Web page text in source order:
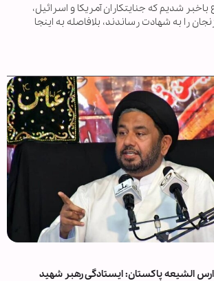
شدیم که جنایتکاران آمریکا و اسرائیل،
را به شهادت رساندند، بلافاصله به اینجا
الشیعه پاکستان: ایستادگی رهبر شهید